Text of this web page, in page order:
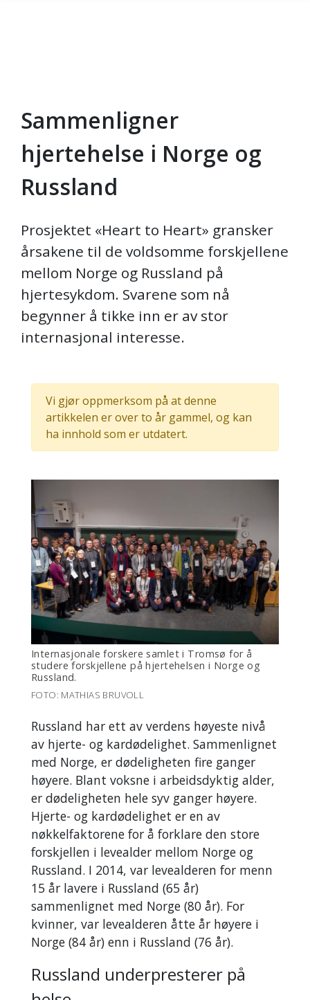
Gå til hovedinnhold
Sammenligner
hjertehelse i Norge og
Russland
Prosjektet «Heart to Heart» gransker
årsakene til de voldsomme forskjellene
mellom Norge og Russland på
hjertesykdom. Svarene som nå
begynner å tikke inn er av stor
internasjonal interesse.
Vi gjør oppmerksom på at denne
artikkelen er over to år gammel, og kan
ha innhold som er utdatert.
Internasjonale forskere samlet i Tromsø for å
studere forskjellene på hjertehelsen i Norge og
Russland.
FOTO: MATHIAS BRUVOLL
Russland har ett av verdens høyeste nivå
av hjerte- og kardødelighet. Sammenlignet
med Norge, er dødeligheten fire ganger
høyere. Blant voksne i arbeidsdyktig alder,
er dødeligheten hele syv ganger høyere.
Hjerte- og kardødelighet er en av
nøkkelfaktorene for å forklare den store
forskjellen i levealder mellom Norge og
Russland. I 2014, var levealderen for menn
15 år lavere i Russland (65 år)
sammenlignet med Norge (80 år). For
kvinner, var levealderen åtte år høyere i
Norge (84 år) enn i Russland (76 år).
Russland underpresterer på